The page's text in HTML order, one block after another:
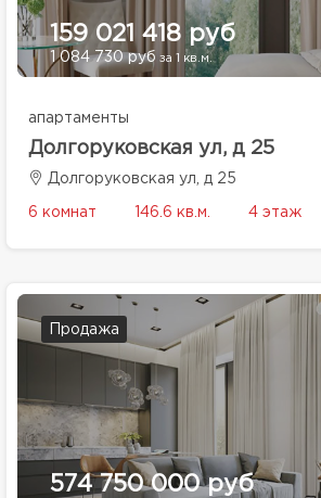
159 021 418 руб
1 084 730 руб за 1 кв.м.
апартаменты
Долгоруковская ул, д 25
Долгоруковская ул, д 25
6 комнат 146.6 кв.м. 4 этаж
Продажа
574 750 000 руб